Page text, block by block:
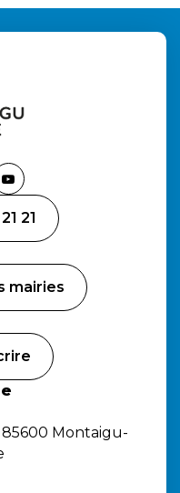
Lien
la
chaîne
21
mairies
Montaigu-